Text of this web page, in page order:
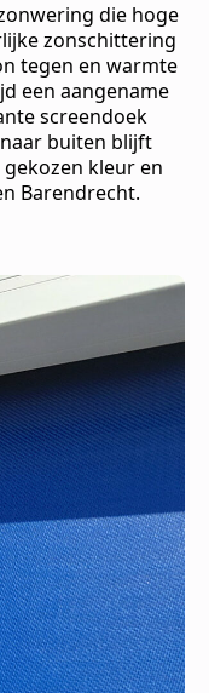
die hoge
zonschittering
tegen en warmte
een aangename
screendoek
buiten blijft
kleur en
Barendrecht.